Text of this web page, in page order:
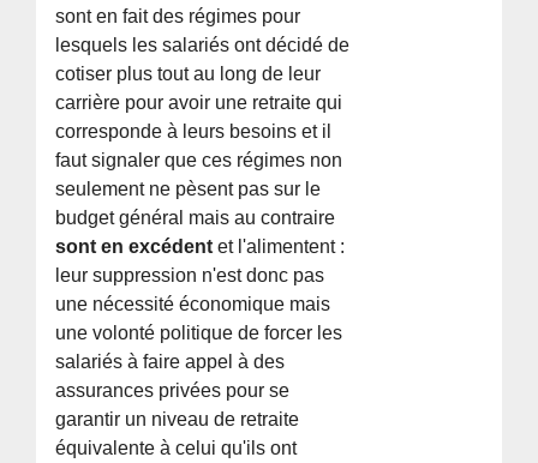
sont en fait des régimes pour
lesquels les salariés ont décidé de
cotiser plus tout au long de leur
carrière pour avoir une retraite qui
corresponde à leurs besoins et il
faut signaler que ces régimes non
seulement ne pèsent pas sur le
budget général mais au contraire
sont en excédentet l'alimentent :
leur suppression n'est donc pas
une nécessité économique mais
une volonté politique de forcer les
salariés à faire appel à des
assurances privées pour se
garantir un niveau de retraite
équivalente à celui qu'ils ont